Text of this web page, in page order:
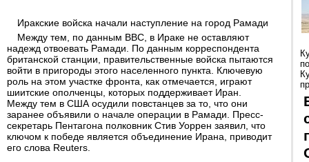
Иракские войска начали наступление на город Рамади
Между тем, по данным BBC, в Ираке не оставляют
надежд отвоевать Рамади. По данным корреспондента
британской станции, правительственные войска пытаются
войти в пригороды этого населенного пункта. Ключевую
роль на этом участке фронта, как отмечается, играют
шиитские ополченцы, которых поддерживает Иран.
Между тем в США осудили повстанцев за то, что они
заранее объявили о начале операции в Рамади. Пресс-
секретарь Пентагона полковник Стив Уоррен заявил, что
ключом к победе является объединение Ирана, приводит
его слова Reuters.